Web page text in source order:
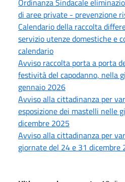
di aree private - prevenzione
Calendario della raccolta
servizio utenze domestiche e
calendario
Avviso raccolta porta a porta
festività del capodanno, nella
gennaio 2026
Avviso alla cittadinanza per
esposizione dei mastelli nelle
dicembre 2025
Avviso alla cittadinanza per
giornate del 24 e 31 dicembre